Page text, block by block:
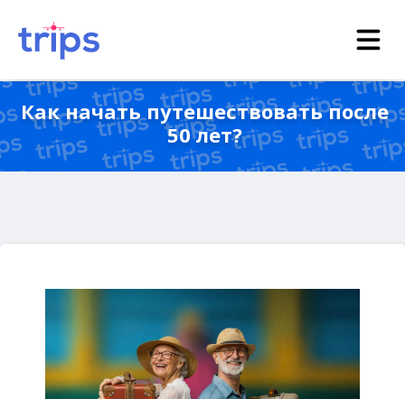
Как начать путешествовать после
50 лет?